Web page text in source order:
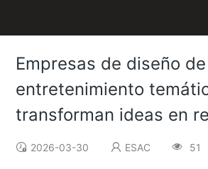
Empresas de diseño de
entretenimiento
transforman ideas en
2026-03-30 ESAC 51